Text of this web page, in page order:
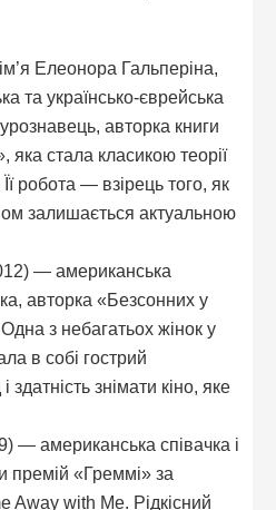
Елеонора Гальперіна,
та українсько-єврейська
авторка книги
стала класикою теорії
робота — взірець того, як
залишається актуальною
— американська
авторка «Безсонних у
з небагатьох жінок у
в собі гострий
здатність знімати кіно, яке
— американська співачка і
премій «Греммі» за
Away with Me. Рідкісний